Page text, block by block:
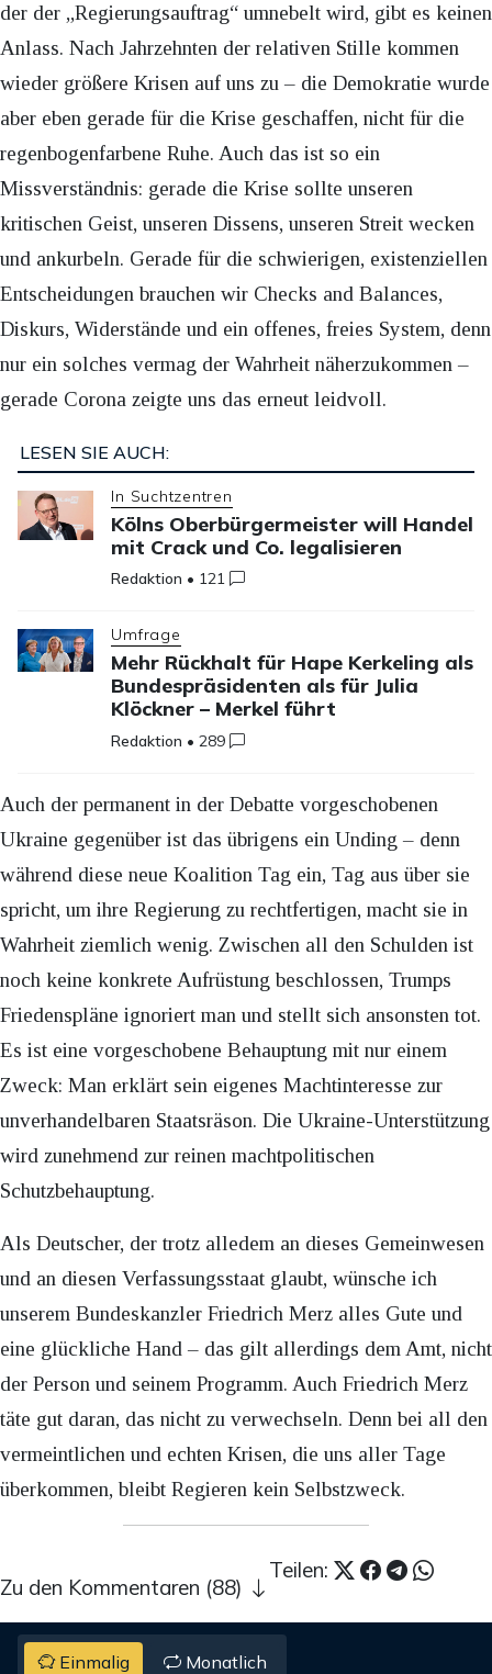
der der „Regierungsauftrag“ umnebelt wird, gibt es keinen
Anlass. Nach Jahrzehnten der relativen Stille kommen
wieder größere Krisen auf uns zu – die Demokratie wurde
aber eben gerade für die Krise geschaffen, nicht für die
regenbogenfarbene Ruhe. Auch das ist so ein
Missverständnis: gerade die Krise sollte unseren
kritischen Geist, unseren Dissens, unseren Streit wecken
und ankurbeln. Gerade für die schwierigen, existenziellen
Entscheidungen brauchen wir Checks and Balances,
Diskurs, Widerstände und ein offenes, freies System, denn
nur ein solches vermag der Wahrheit näherzukommen –
gerade Corona zeigte uns das erneut leidvoll.
LESEN SIE AUCH:
In Suchtzentren
Kölns Oberbürgermeister will Handel
mit Crack und Co. legalisieren
Redaktion • 121
Umfrage
Mehr Rückhalt für Hape Kerkeling als
Bundespräsidenten als für Julia
Klöckner – Merkel führt
Redaktion •289
Auch der permanent in der Debatte vorgeschobenen
Ukraine gegenüber ist das übrigens ein Unding – denn
während diese neue Koalition Tag ein, Tag aus über sie
spricht, um ihre Regierung zu rechtfertigen, macht sie in
Wahrheit ziemlich wenig. Zwischen all den Schulden ist
noch keine konkrete Aufrüstung beschlossen, Trumps
Friedenspläne ignoriert man und stellt sich ansonsten tot.
Es ist eine vorgeschobene Behauptung mit nur einem
Zweck: Man erklärt sein eigenes Machtinteresse zur
unverhandelbaren Staatsräson. Die Ukraine-Unterstützung
wird zunehmend zur reinen machtpolitischen
Schutzbehauptung.
Als Deutscher, der trotz alledem an dieses Gemeinwesen
und an diesen Verfassungsstaat glaubt, wünsche ich
unserem Bundeskanzler Friedrich Merz alles Gute und
eine glückliche Hand – das gilt allerdings dem Amt, nicht
der Person und seinem Programm. Auch Friedrich Merz
täte gut daran, das nicht zu verwechseln. Denn bei all den
vermeintlichen und echten Krisen, die uns aller Tage
überkommen, bleibt Regieren kein Selbstzweck.
Teilen:
Zu den Kommentaren (88)
Einmalig Monatlich